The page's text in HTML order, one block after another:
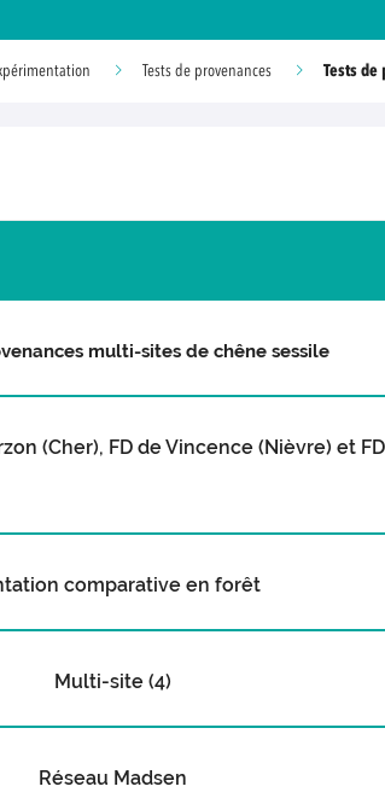
Tests de provenances Tests
multi-sites de chêne sessile
(Cher), FD de Vincence (Nièvre) et
comparative en forêt
Multi-site (4)
Réseau Madsen